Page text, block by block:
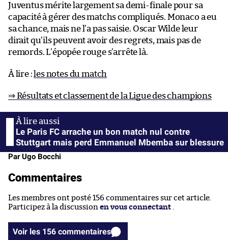
Juventus mérite largement sa demi-finale pour sa
capacité à gérer des matchs compliqués. Monaco a eu
sa chance, mais ne l’a pas saisie. Oscar Wilde leur
dirait qu’ils peuvent avoir des regrets, mais pas de
remords. L’épopée rouge s’arrête là.
À lire : les notes du match
⇒ Résultats et classement de la Ligue des champions
Le Paris FC arrache un bon match nul contre
Stuttgart mais perd Emmanuel Mbemba sur blessure
Par Ugo Bocchi
Commentaires
Les membres ont posté 156 commentaires sur cet article.
Participez à la discussion en vous connectant
Voir les 156 commentaires